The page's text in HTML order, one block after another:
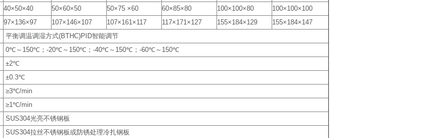
40×50×40 50×60×50 50×75 ×60 60×85×80 100×100×80
100×100×100
97×136×97 107×146×107 107×161×117 117×171×127 155×184×129 155×184×147
平衡调温调湿方式(BTHC)PID智能调节
0℃～150℃；-20℃～150℃；-40℃～150℃；-60℃～150℃
±2℃
±0.3℃
≥3℃/min
≥1℃/min
SUS304光亮不锈钢板
SUS304拉丝不锈钢板或防锈处理冷扎钢板